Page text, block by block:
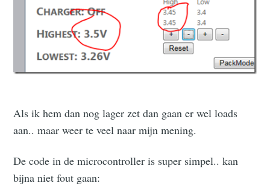
Als ik hem dan nog lager zet dan gaan er wel loads
aan.. maar weer te veel naar mijn mening.
De code in de microcontroller is super simpel.. kan
bijna niet fout gaan: